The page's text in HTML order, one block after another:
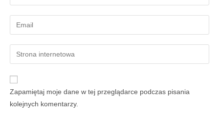
Zapamiętaj moje dane w tej przeglądarce podczas pisania
kolejnych komentarzy.